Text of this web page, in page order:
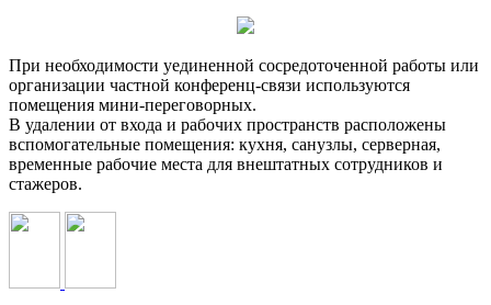
При необходимости уединенной сосредоточенной работы или
организации частной конференц-связи используются
помещения мини-переговорных.
В удалении от входа и рабочих пространств расположены
вспомогательные помещения: кухня, санузлы, серверная,
временные рабочие места для внештатных сотрудников и
стажеров.